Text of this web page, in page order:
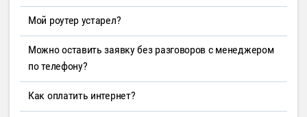
Мой роутер устарел?
Можно оставить заявку без разговоров с менеджером
по телефону?
Как оплатить интернет?